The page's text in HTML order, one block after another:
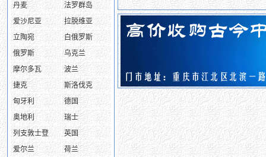
丹麦
法罗群岛
爱沙尼亚
拉脱维亚
立陶宛
白俄罗斯
俄罗斯
乌克兰
摩尔多瓦
波兰
捷克
斯洛伐克
匈牙利
德国
奥地利
瑞士
列支敦士登
英国
爱尔兰
荷兰